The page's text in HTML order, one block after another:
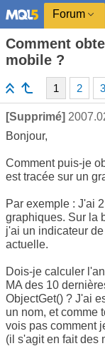
Forum
Comment
mobile ?
1 2 3
[Supprimé]
Bonjour,
Comment puis-je
est tracée sur un
Par exemple : J'ai
graphiques. Sur la
j'ai un indicateur
actuelle.
Dois-je calculer
MA des 10
ObjectGet() ? J'ai
un nom, et comme
vois pas comment
(il s'agit en fait des